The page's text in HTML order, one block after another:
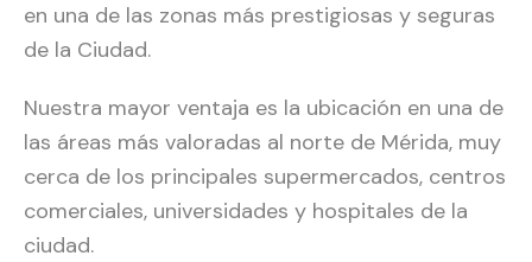
en una de las zonas más prestigiosas y seguras
de la Ciudad.
Nuestra mayor ventaja es la ubicación en una de
las áreas más valoradas al norte de Mérida, muy
cerca de los principales supermercados, centros
comerciales, universidades y hospitales de la
ciudad.